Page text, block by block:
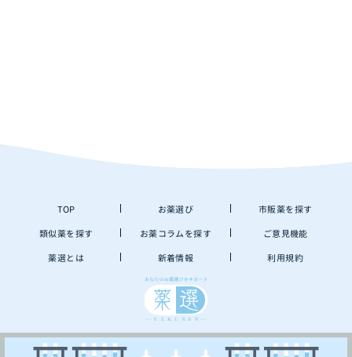
TOP お薬選び 市販薬を探す
類似薬を探す お薬コラムを探す ご意見機能
薬選とは 新着情報 利用規約